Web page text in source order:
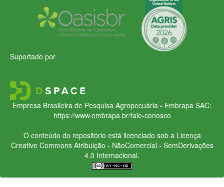
Suportado por
Empresa Brasileira de Pesquisa Agropecuária - Embrapa SAC:
https://www.embrapa.br/fale-conosco
O conteúdo do repositório está licenciado sob a Licença
Creative CommonsAtribuição - NãoComercial - SemDerivações
4.0 Internacional.